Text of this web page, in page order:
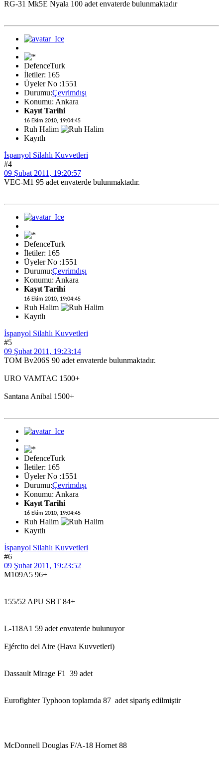
RG-31 Mk5E Nyala 100 adet envaterde bulunmaktadır
DefenceTurk
İletiler: 165
Üyeler No :1551
Durumu:Çevrimdışı
Konumu: Ankara
Kayıt Tarihi
16 Ekim 2010, 19:04:45
Ruh Halim
Kayıtlı
İspanyol Silahlı Kuvvetleri
#4
09 Şubat 2011, 19:20:57
VEC-M1 95 adet envaterde bulunmaktadır.
DefenceTurk
İletiler: 165
Üyeler No :1551
Durumu:Çevrimdışı
Konumu: Ankara
Kayıt Tarihi
16 Ekim 2010, 19:04:45
Ruh Halim
Kayıtlı
İspanyol Silahlı Kuvvetleri
#5
09 Şubat 2011, 19:23:14
TOM Bv206S 90 adet envaterde bulunmaktadır.
URO VAMTAC 1500+
Santana Anibal 1500+
DefenceTurk
İletiler: 165
Üyeler No :1551
Durumu:Çevrimdışı
Konumu: Ankara
Kayıt Tarihi
16 Ekim 2010, 19:04:45
Ruh Halim
Kayıtlı
İspanyol Silahlı Kuvvetleri
#6
09 Şubat 2011, 19:23:52
M109A5 96+
155/52 APU SBT 84+
L-118A1 59 adet envaterde bulunuyor
Ejército del Aire (Hava Kuvvetleri)
Dassault Mirage F1 39 adet
Eurofighter Typhoon toplamda 87 adet sipariş edilmiştir
McDonnell Douglas F/A-18 Hornet 88